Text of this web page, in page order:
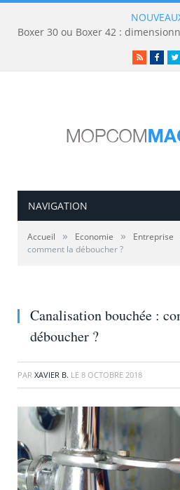
RSS
NAVIGATION
Accueil » Economie » Entreprise
comment la déboucher ?
Canalisation bouchée :
déboucher ?
PAR XAVIER B. LE 8 OCTOBRE 2018